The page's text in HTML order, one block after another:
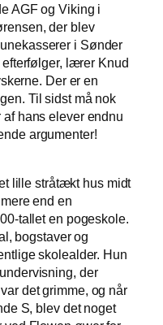
AGF og Viking i
der blev
i Sønder
lærer Knud
Der er en
Til sidst må nok
hans elever endnu
argumenter!
lille stråtækt hus midt
end en
tallet en pogeskole.
bogstaver og
skolealder. Hun
der
det grimme, og når
S, blev det noget